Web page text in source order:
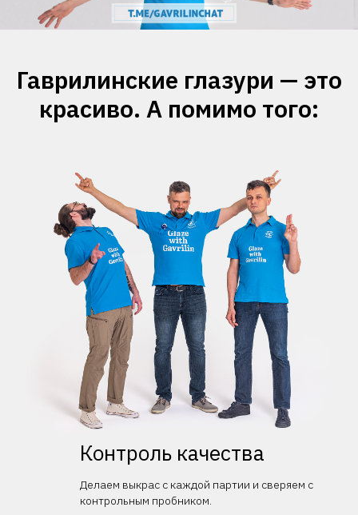
Гаврилинские глазури — это
красиво. А помимо того:
Контроль качества
Делаем выкрас с каждой партии и сверяем с
контрольным пробником.